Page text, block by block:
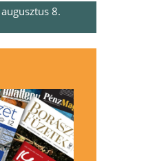
8.